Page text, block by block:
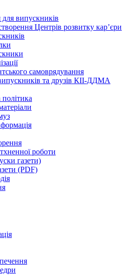
для випускників
Центрів розвитку кар’єри
самоврядування
та друзів КІІ-ДДМА
роботи
газети)
(PDF)